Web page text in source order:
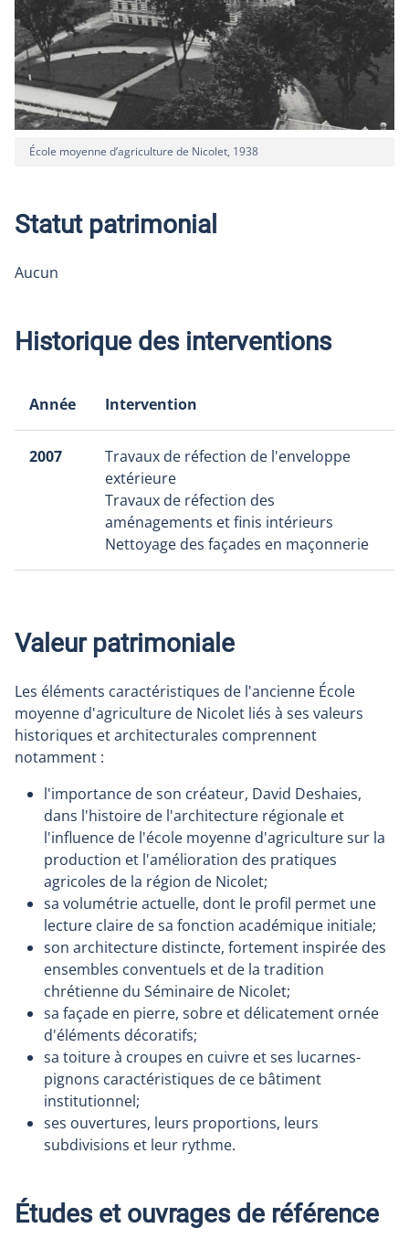
École moyenne d’agriculture de Nicolet, 1938
Statut patrimonial
Aucun
Historique des interventions
Année Intervention
2007
Travaux de réfection de l'enveloppe
extérieure
Travaux de réfection des
aménagements et finis intérieurs
Nettoyage des façades en maçonnerie
Valeur patrimoniale
Les éléments caractéristiques de l'ancienne École
moyenne d'agriculture de Nicolet liés à ses valeurs
historiques et architecturales comprennent
notamment :
l'importance de son créateur, David Deshaies,
dans l'histoire de l'architecture régionale et
l'influence de l'école moyenne d'agriculture sur la
production et l'amélioration des pratiques
agricoles de la région de Nicolet;
sa volumétrie actuelle, dont le profil permet une
lecture claire de sa fonction académique initiale;
son architecture distincte, fortement inspirée des
ensembles conventuels et de la tradition
chrétienne du Séminaire de Nicolet;
sa façade en pierre, sobre et délicatement ornée
d'éléments décoratifs;
sa toiture à croupes en cuivre et ses lucarnes-
pignons caractéristiques de ce bâtiment
institutionnel;
ses ouvertures, leurs proportions, leurs
subdivisions et leur rythme.
Études et ouvrages de référence